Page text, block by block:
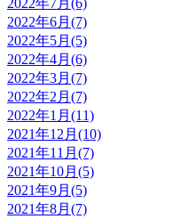
2022年7月(6)
2022年6月(7)
2022年5月(5)
2022年4月(6)
2022年3月(7)
2022年2月(7)
2022年1月(11)
2021年12月(10)
2021年11月(7)
2021年10月(5)
2021年9月(5)
2021年8月(7)